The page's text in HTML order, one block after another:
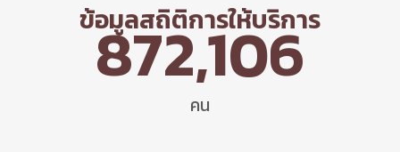
ข้อมูลสถิติการให้บริการ
คน
872,106